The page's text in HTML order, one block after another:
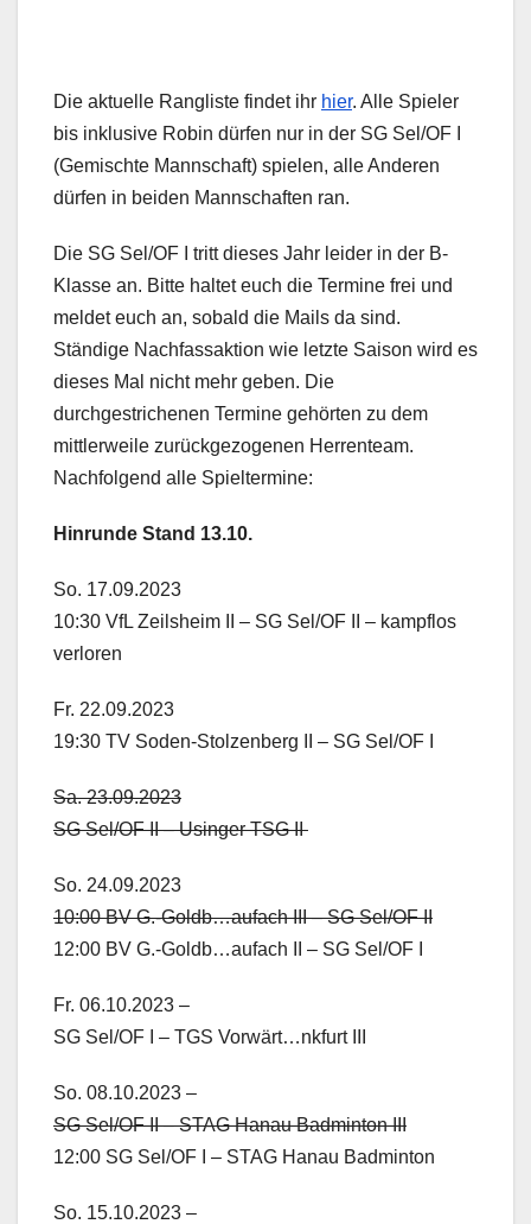
Die aktuelle Rangliste findet ihr hier. Alle Spieler
bis inklusive Robin dürfen nur in der SG Sel/OF I
(Gemischte Mannschaft) spielen, alle Anderen
dürfen in beiden Mannschaften ran.
Die SG Sel/OF I tritt dieses Jahr leider in der B-
Klasse an. Bitte haltet euch die Termine frei und
meldet euch an, sobald die Mails da sind.
Ständige Nachfassaktion wie letzte Saison wird es
dieses Mal nicht mehr geben. Die
durchgestrichenen Termine gehörten zu dem
mittlerweile zurückgezogenen Herrenteam.
Nachfolgend alle Spieltermine:
Hinrunde Stand 13.10.
So. 17.09.2023
10:30 VfL Zeilsheim II – SG Sel/OF II – kampflos
verloren
Fr. 22.09.2023
19:30 TV Soden-Stolzenberg II – SG Sel/OF I
Sa. 23.09.2023
SG Sel/OF II – Usinger TSG II
So. 24.09.2023
10:00 BV G.-Goldb…aufach III – SG Sel/OF II
12:00 BV G.-Goldb…aufach II – SG Sel/OF I
Fr. 06.10.2023 –
SG Sel/OF I – TGS Vorwärt…nkfurt III
So. 08.10.2023 –
SG Sel/OF II – STAG Hanau Badminton III
12:00 SG Sel/OF I – STAG Hanau Badminton
So. 15.10.2023 –